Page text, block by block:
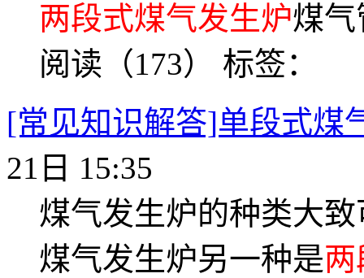
两段式煤气发生炉煤
阅读（173） 标签：
[常见知识解答]单段式煤
21日 15:35
煤气发生炉的种类大
煤气发生炉另一种是